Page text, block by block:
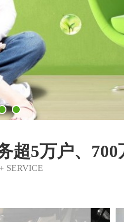
超5万户、700
SERVICE